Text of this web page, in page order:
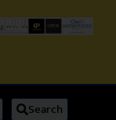
Search